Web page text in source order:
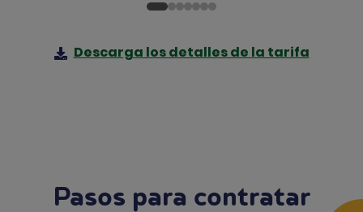
Descarga los detalles de la tarifa
Pasos para contratar